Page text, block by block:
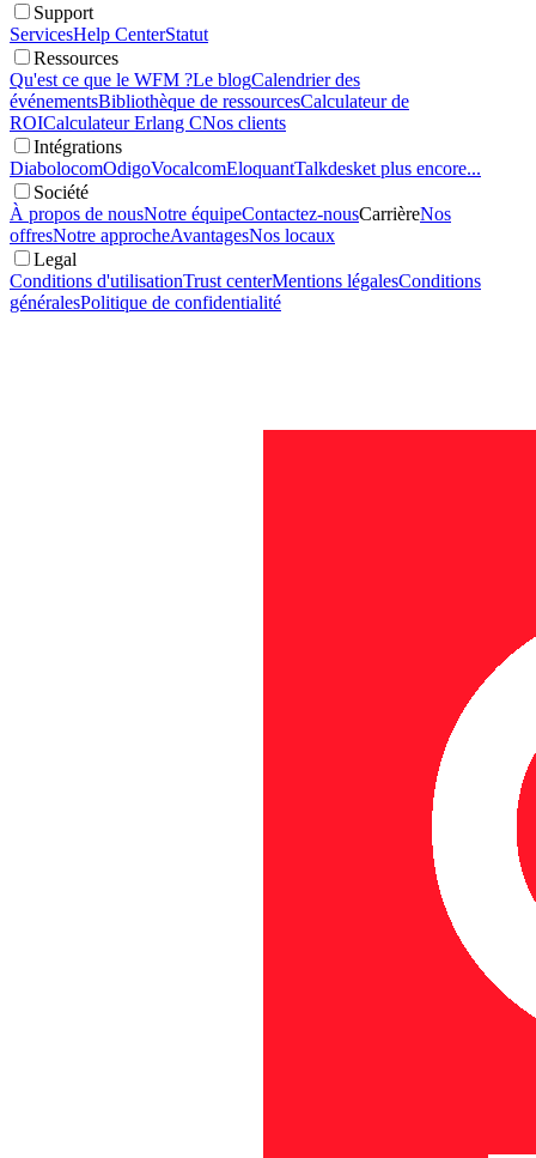
Support
ServicesHelp CenterStatut
Ressources
Qu'est ce que le WFM ?Le blogCalendrier des
événementsBibliothèque de ressourcesCalculateur de
ROICalculateur Erlang CNos clients
Intégrations
DiabolocomOdigoVocalcomEloquantTalkdesket plus encore...
Société
À propos de nousNotre équipeContactez-nousCarrièreNos
offresNotre approcheAvantagesNos locaux
Legal
Conditions d'utilisationTrust centerMentions légalesConditions
généralesPolitique de confidentialité